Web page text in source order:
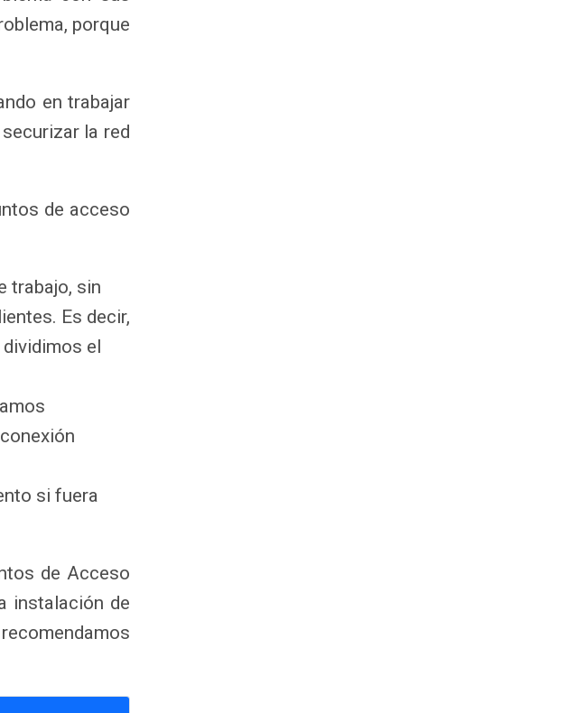
porque
en trabajar
la red
de acceso
trabajo, sin
Es decir,
el
si fuera
de Acceso
instalación de